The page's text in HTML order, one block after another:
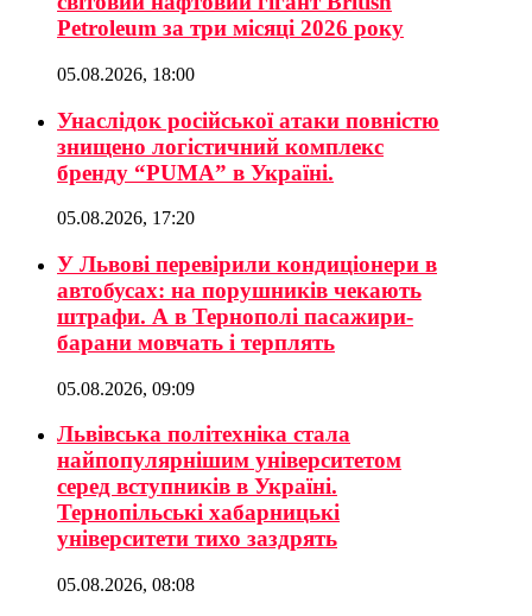
Petroleum за три місяці 2026 року
05.08.2026, 18:00
Унаслідок російської атаки повністю
знищено логістичний комплекс
бренду “PUMA” в Україні.
05.08.2026, 17:20
У Львові перевірили кондиціонери в
автобусах: на порушників чекають
штрафи. А в Тернополі пасажири-
барани мовчать і терплять
05.08.2026, 09:09
Львівська політехніка стала
найпопулярнішим університетом
серед вступників в Україні.
Тернопільські хабарницькі
університети тихо заздрять
05.08.2026, 08:08